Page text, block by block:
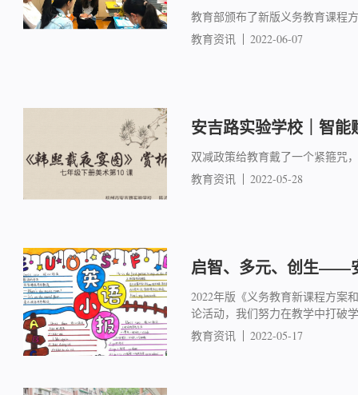
教育部颁布了新版义务教育课程
教育资讯
2022-06-07
安吉路实验学校｜智
双减政策给教育戴了一个紧箍咒
教育资讯
2022-05-28
启智、多元、创生——
2022年版《义务教育新课程方案
论活动，我们努力在教学中打破
教育资讯
2022-05-17